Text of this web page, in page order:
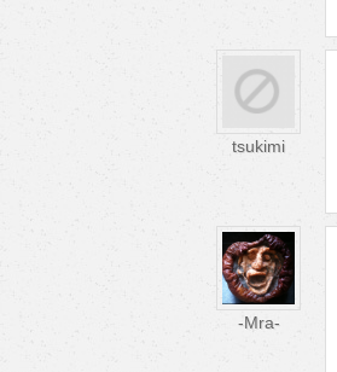
tsukimi
-Mra-